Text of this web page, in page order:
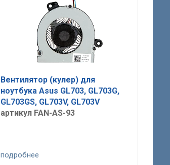
Вентилятор (кулер) для
ноутбука Asus GL703, GL703G,
GL703GS, GL703V, GL703V
артикул FAN-AS-93
подробнее